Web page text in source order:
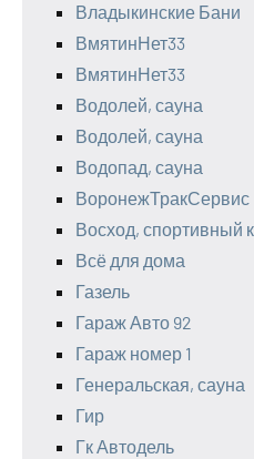
Владыкинские Бани
ВмятинНет33
ВмятинНет33
Водолей, сауна
Водолей, сауна
Водопад, сауна
ВоронежТракСервис
Восход, спортивный
Всё для дома
Газель
Гараж Авто 92
Гараж номер 1
Генеральская, сауна
Гир
Гк Автодель